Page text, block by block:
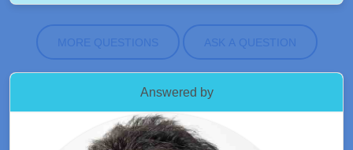
MORE QUESTIONS ASK A QUESTION
Answered by